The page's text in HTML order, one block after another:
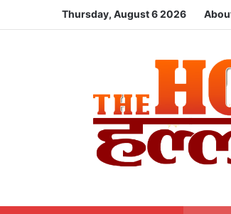
Thursday, August 6 2026